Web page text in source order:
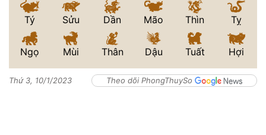
Tý Sửu Dần Mão Thìn Tỵ
Ngọ Mùi Thân Dậu Tuất Hợi
Thứ 3, 10/1/2023 Theo dõi PhongThuySo